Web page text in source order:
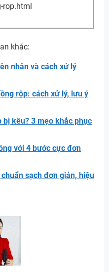
rop.html
khác:
nhân và cách xử lý
rộp: cách xử lý, lưu ý
bị kêu? 3 mẹo khắc phục
với 4 bước cực đơn
sạch đơn giản, hiệu